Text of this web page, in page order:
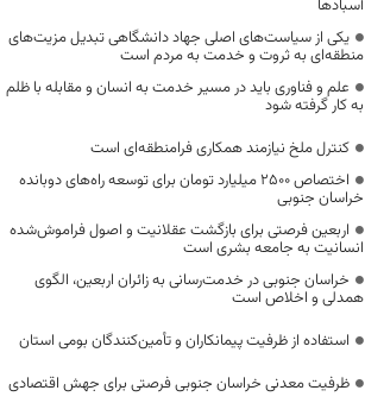
آسبادها
یکی از سیاست‌های اصلی جهاد دانشگاهی تبدیل مزیت‌های
منطقه‌ای به ثروت و خدمت به مردم است
علم و فناوری باید در مسیر خدمت به انسان و مقابله با ظلم
به کار گرفته شود
کنترل ملخ نیازمند همکاری فرامنطقه‌ای است
اختصاص 2500 میلیارد تومان برای توسعه راه‌های دوبانده
خراسان جنوبی
اربعین فرصتی برای بازگشت عقلانیت و اصول فراموش‌شده
انسانیت به جامعه بشری است
خراسان جنوبی در خدمت‌رسانی به زائران اربعین، الگوی
همدلی و اخلاص است
استفاده از ظرفیت پیمانکاران و تأمین‌کنندگان بومی استان
ظرفیت معدنی خراسان جنوبی فرصتی برای جهش اقتصادی